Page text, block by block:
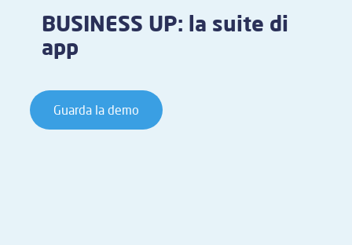
BUSINESS UP: la suite di
app
Guarda la demo